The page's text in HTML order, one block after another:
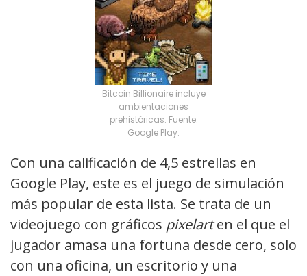
Bitcoin Billionaire incluye
ambientaciones
prehistóricas. Fuente:
Google Play.
Con una calificación de 4,5 estrellas en
Google Play, este es el juego de simulación
más popular de esta lista. Se trata de un
videojuego con gráficos pixelarten el que el
jugador amasa una fortuna desde cero, solo
con una oficina, un escritorio y una